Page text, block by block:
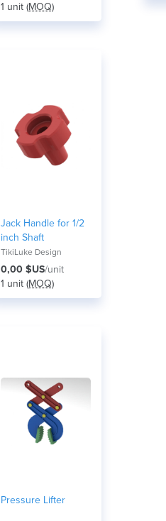
1 unit (MOQ)
Jack Handle for 1/2
inch Shaft
TikiLuke Design
0,00 $US/unit
1 unit (MOQ)
Pressure Lifter